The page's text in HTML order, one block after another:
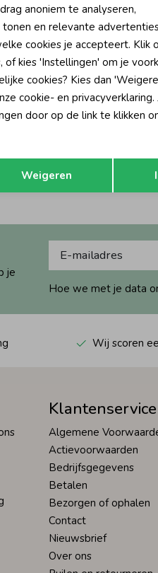
je
Hoe we met je data
Wij scoren
Klantenservice
Algemene
Actievoorwaarden
Bedrijfsgegevens
Betalen
Bezorgen of ophalen
Contact
Nieuwsbrief
Over ons
Opslaan
anoniem te analyseren,
en relevante
cookies je accepteert. Klik
kies 'Instellingen' om je
cookies? Kies dan
cookie- en privacyverklaring.
door op de link te klikken
Weigeren